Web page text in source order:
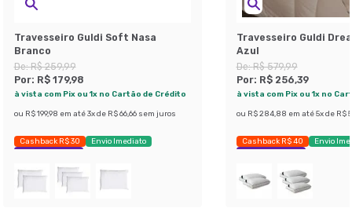
Travesseiro Guldi Soft Nasa
Branco
De:R$ 259,99
Por: R$ 179,98
à vista com Pix ou 1x no Cartão de Crédito
ou R$ 199,98 em até 3x de R$ 66,66 sem juros
Cashback R$ 30
Envio Imediato
Exclusivo Mobly
Travesseiro Guldi
Azul
De:R$ 579,99
Por: R$ 256,39
à vista com Pix ou 1x no
ou R$ 284,88 em até 5x de R$
Cashback R$ 40
Envio
Exclusivo Mobly